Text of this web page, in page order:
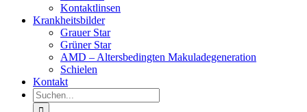
Kontaktlinsen
Krankheitsbilder
Grauer Star
Grüner Star
AMD – Altersbedingten Makuladegeneration
Schielen
Kontakt
Suche
nach: